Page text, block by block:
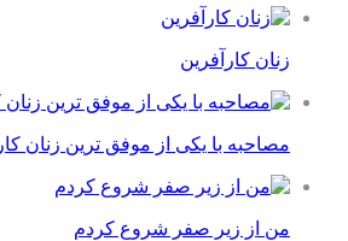
زنان کارآفرین
مصاحبه با یکی از موفق ترین زنان
من از زیر صفر شروع کردم